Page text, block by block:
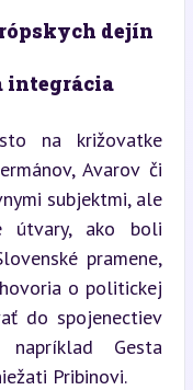
dejín
integrácia
na križovatke
Avarov či
subjektmi, ale
útvary, ako boli
pramene,
o politickej
do spojenectiev
Gesta
Pribinovi.